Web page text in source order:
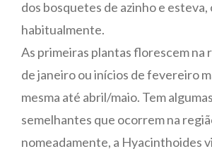
dos bosquetes de azinho e
habitualmente.
As primeiras plantas florescem na
de janeiro ou inícios de fevereiro
mesma até abril/maio. Tem
semelhantes que ocorrem na
nomeadamente, a Hyacinthoides